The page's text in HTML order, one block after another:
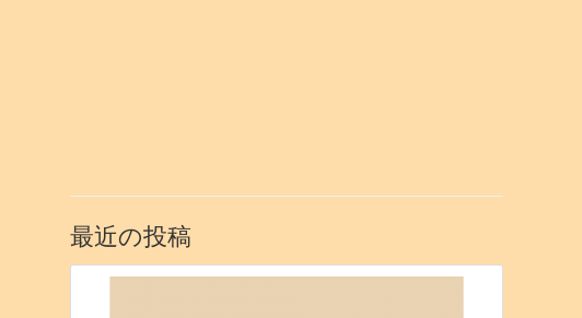
最近の投稿